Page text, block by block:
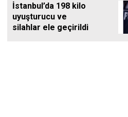
İstanbul’da 198 kilo
uyuşturucu ve
silahlar ele geçirildi